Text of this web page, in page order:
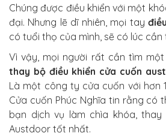
Chúng được điều khiển với một
đại. Nhưng lẽ dĩ nhiên, mọi tay
có tuổi thọ của mình, sẽ có lúc
Vì vậy, mọi người rất cần tìm
thay bộ điều khiển cửa cuốn
Là một công ty cửa cuốn với hơn
Cửa cuốn Phúc Nghĩa tin rằng có
bạn dịch vụ làm chìa khóa, thay
Austdoor tốt nhất.